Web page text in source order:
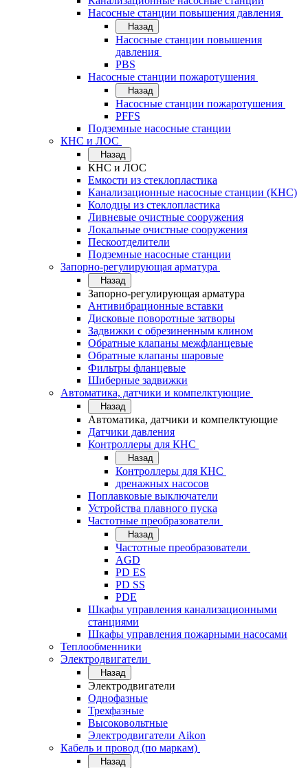
Насосные станции повышения давления
Назад
Насосные станции повышения
давления
PBS
Насосные станции пожаротушения
Назад
Насосные станции пожаротушения
PFFS
Подземные насосные станции
КНС и ЛОС
Назад
КНС и ЛОС
Емкости из стеклопластика
Канализационные насосные станции (КНС)
Колодцы из стеклопластика
Ливневые очистные сооружения
Локальные очистные сооружения
Пескоотделители
Подземные насосные станции
Запорно-регулирующая арматура
Назад
Запорно-регулирующая арматура
Антивибрационные вставки
Дисковые поворотные затворы
Задвижки с обрезиненным клином
Обратные клапаны межфланцевые
Обратные клапаны шаровые
Фильтры фланцевые
Шиберные задвижки
Автоматика, датчики и компелктующие
Назад
Автоматика, датчики и компелктующие
Датчики давления
Контроллеры для КНС
Назад
Контроллеры для КНС
дренажных насосов
Поплавковые выключатели
Устройства плавного пуска
Частотные преобразователи
Назад
Частотные преобразователи
AGD
PD ES
PD SS
PDE
Шкафы управления канализационными
станциями
Шкафы управления пожарными насосами
Теплообменники
Электродвигатели
Назад
Электродвигатели
Однофазные
Трехфазные
Высоковольтные
Электродвигатели Aikon
Кабель и провод (по маркам)
Назад